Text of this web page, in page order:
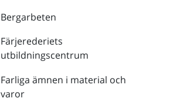
Bergarbeten
Färjerederiets
utbildningscentrum
Farliga ämnen i material och
varor